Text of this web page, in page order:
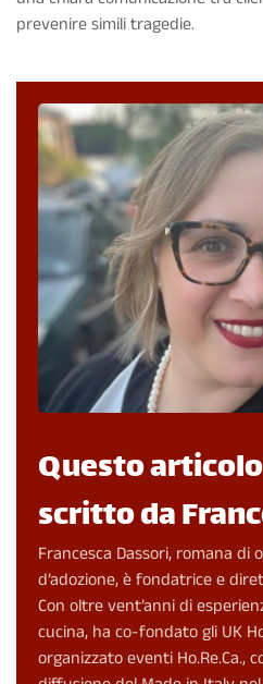
prevenire simili tragedie.
Questo
scritto da
Francesca Dassori, romana di
d’adozione, è fondatrice e
Con oltre vent’anni di
cucina, ha co-fondato gli UK
organizzato eventi Ho.Re.Ca.,